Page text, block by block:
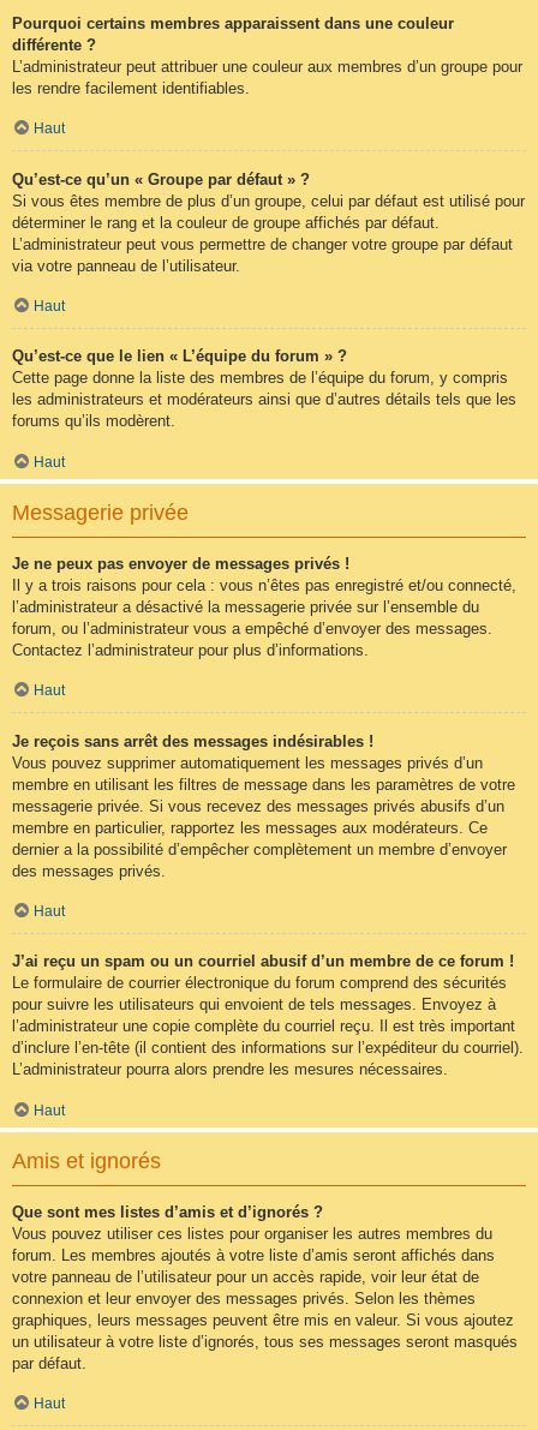
Pourquoi certains membres apparaissent dans une couleur
différente ?
L’administrateur peut attribuer une couleur aux membres d’un groupe pour
les rendre facilement identifiables.
Haut
Qu’est-ce qu’un « Groupe par défaut » ?
Si vous êtes membre de plus d’un groupe, celui par défaut est utilisé pour
déterminer le rang et la couleur de groupe affichés par défaut.
L’administrateur peut vous permettre de changer votre groupe par défaut
via votre panneau de l’utilisateur.
Haut
Qu’est-ce que le lien « L’équipe du forum » ?
Cette page donne la liste des membres de l’équipe du forum, y compris
les administrateurs et modérateurs ainsi que d’autres détails tels que les
forums qu’ils modèrent.
Haut
Messagerie privée
Je ne peux pas envoyer de messages privés !
Il y a trois raisons pour cela : vous n’êtes pas enregistré et/ou connecté,
l’administrateur a désactivé la messagerie privée sur l’ensemble du
forum, ou l’administrateur vous a empêché d’envoyer des messages.
Contactez l’administrateur pour plus d’informations.
Haut
Je reçois sans arrêt des messages indésirables !
Vous pouvez supprimer automatiquement les messages privés d’un
membre en utilisant les filtres de message dans les paramètres de votre
messagerie privée. Si vous recevez des messages privés abusifs d’un
membre en particulier, rapportez les messages aux modérateurs. Ce
dernier a la possibilité d’empêcher complètement un membre d’envoyer
des messages privés.
Haut
J’ai reçu un spam ou un courriel abusif d’un membre de ce forum !
Le formulaire de courrier électronique du forum comprend des sécurités
pour suivre les utilisateurs qui envoient de tels messages. Envoyez à
l’administrateur une copie complète du courriel reçu. Il est très important
d’inclure l’en-tête (il contient des informations sur l’expéditeur du courriel).
L’administrateur pourra alors prendre les mesures nécessaires.
Haut
Amis et ignorés
Que sont mes listes d’amis et d’ignorés ?
Vous pouvez utiliser ces listes pour organiser les autres membres du
forum. Les membres ajoutés à votre liste d’amis seront affichés dans
votre panneau de l’utilisateur pour un accès rapide, voir leur état de
connexion et leur envoyer des messages privés. Selon les thèmes
graphiques, leurs messages peuvent être mis en valeur. Si vous ajoutez
un utilisateur à votre liste d’ignorés, tous ses messages seront masqués
par défaut.
Haut